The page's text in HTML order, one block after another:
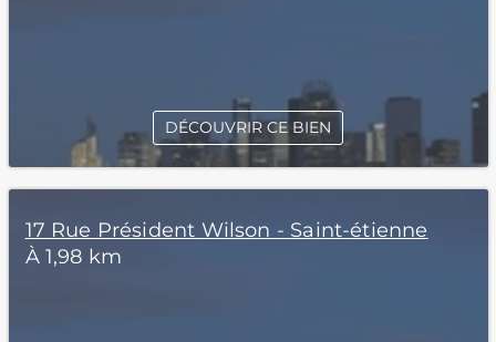
DÉCOUVRIR CE BIEN
17 Rue Président Wilson - Saint-étienne
À 1,98 km